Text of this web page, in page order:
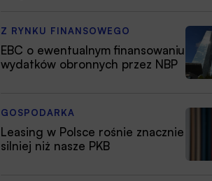
Z RYNKU FINANSOWEGO
EBC o ewentualnym finansowaniu
wydatków obronnych przez NBP
GOSPODARKA
Leasing w Polsce rośnie znacznie
silniej niż nasze PKB